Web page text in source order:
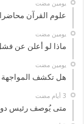
‏يومين مضت
علوم القرآن
‏يومين مضت
ماذا لو أعلن عن
‏يومين مضت
هل تكشف المواجهة
متى يُوصف رئيس